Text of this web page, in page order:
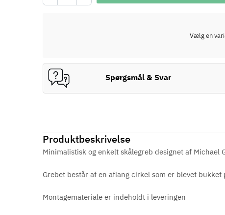
Produktbeskrivelse
Minimalistisk og enkelt skålegreb designet af
Grebet består af en aflang cirkel som er blevet
Montagemateriale er indeholdt i leveringen
Vælg en
Spørgsmål & Svar